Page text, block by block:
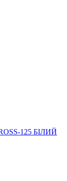
125 БІЛИЙ